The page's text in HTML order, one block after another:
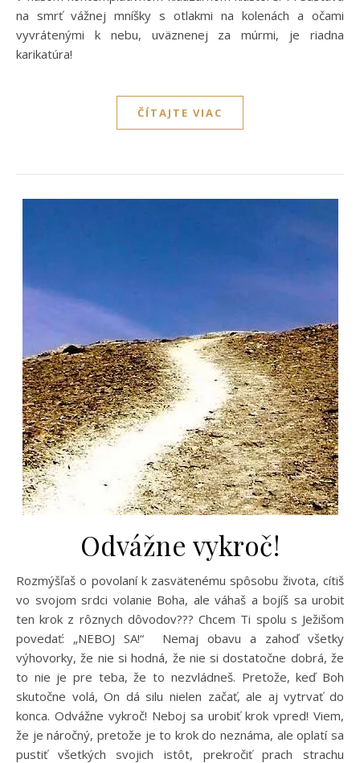
na smrť vážnej mníšky s otlakmi na kolenách a očami
vyvrátenými k nebu, uväznenej za múrmi, je riadna
karikatúra!
ČÍTAJTE VIAC
Odvážne vykroč!
Rozmýšľaš o povolaní k zasvätenému spôsobu života, cítiš
vo svojom srdci volanie Boha, ale váhaš a bojíš sa urobiť
ten krok z rôznych dôvodov??? Chcem Ti spolu s Ježišom
povedať: „NEBOJ SA!“ Nemaj obavu a zahoď všetky
výhovorky, že nie si hodná, že nie si dostatočne dobrá, že
to nie je pre teba, že to nezvládneš. Pretože, keď Boh
skutočne volá, On dá silu nielen začať, ale aj vytrvať do
konca. Odvážne vykroč! Neboj sa urobiť krok vpred! Viem,
že je náročný, pretože je to krok do neznáma, ale oplatí sa
pustiť všetkých svojich istôt, prekročiť prach strachu